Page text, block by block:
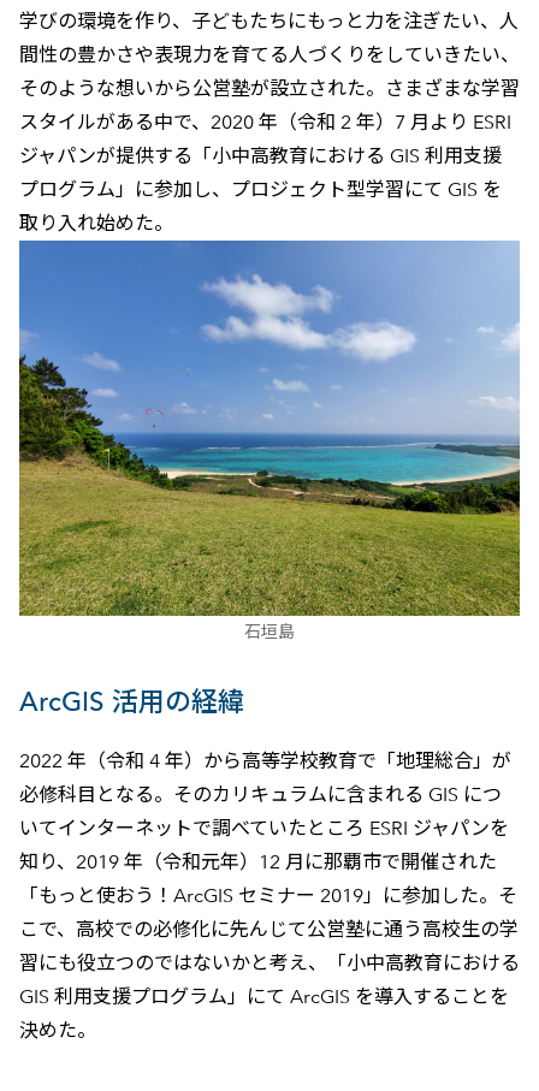
学びの環境を作り、子どもたちにもっと力を注ぎたい、人
間性の豊かさや表現力を育てる人づくりをしていきたい、
そのような想いから公営塾が設立された。さまざまな学習
スタイルがある中で、2020 年（令和 2 年）7 月より ESRI
ジャパンが提供する「小中高教育における GIS 利用支援
プログラム」に参加し、プロジェクト型学習にて GIS を
取り入れ始めた。
石垣島
ArcGIS 活用の経緯
2022 年（令和 4 年）から高等学校教育で「地理総合」が
必修科目となる。そのカリキュラムに含まれる GIS につ
いてインターネットで調べていたところ ESRI ジャパンを
知り、2019 年（令和元年）12 月に那覇市で開催された
「もっと使おう！ArcGIS セミナー 2019」に参加した。そ
こで、高校での必修化に先んじて公営塾に通う高校生の学
習にも役立つのではないかと考え、「小中高教育における
GIS 利用支援プログラム」にて ArcGIS を導入することを
決めた。